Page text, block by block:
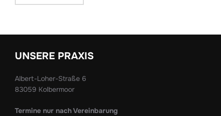
UNSERE PRAXIS
Albert-Loher-Straße 6
83059 Kolbermoor
Termine nur nach Vereinbarung